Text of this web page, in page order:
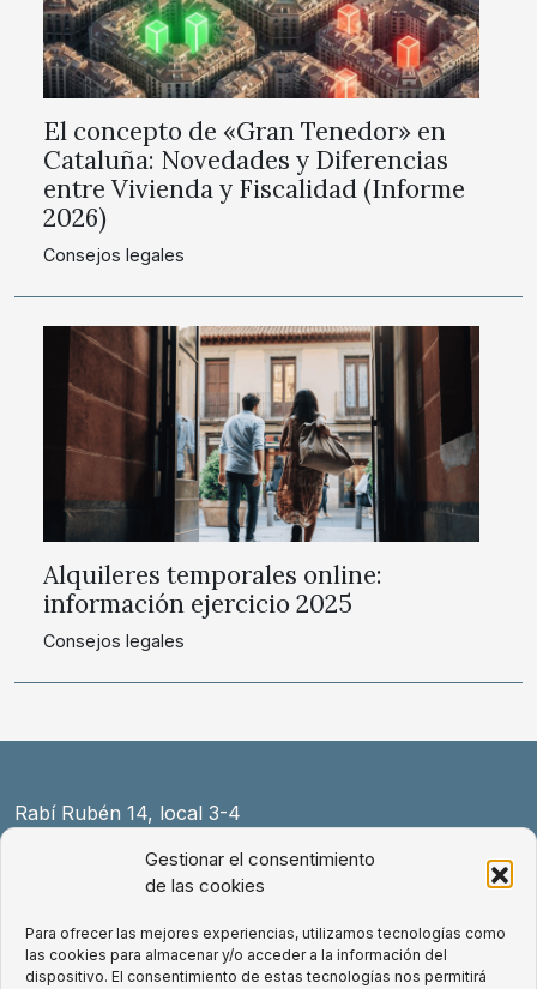
Gestionar el consentimiento
de las cookies
Para ofrecer las mejores experiencias, utilizamos tecnologías como
las cookies para almacenar y/o acceder a la información del
dispositivo. El consentimiento de estas tecnologías nos permitirá
El concepto de «Gran Tenedor» en
Cataluña: Novedades y Diferencias
entre Vivienda y Fiscalidad (Informe
2026)
Consejos legales
Alquileres temporales online:
información ejercicio 2025
Consejos legales
Rabí Rubén 14, local 3-4
+34 931 154 589
law@exnovo.law
Aviso Legal